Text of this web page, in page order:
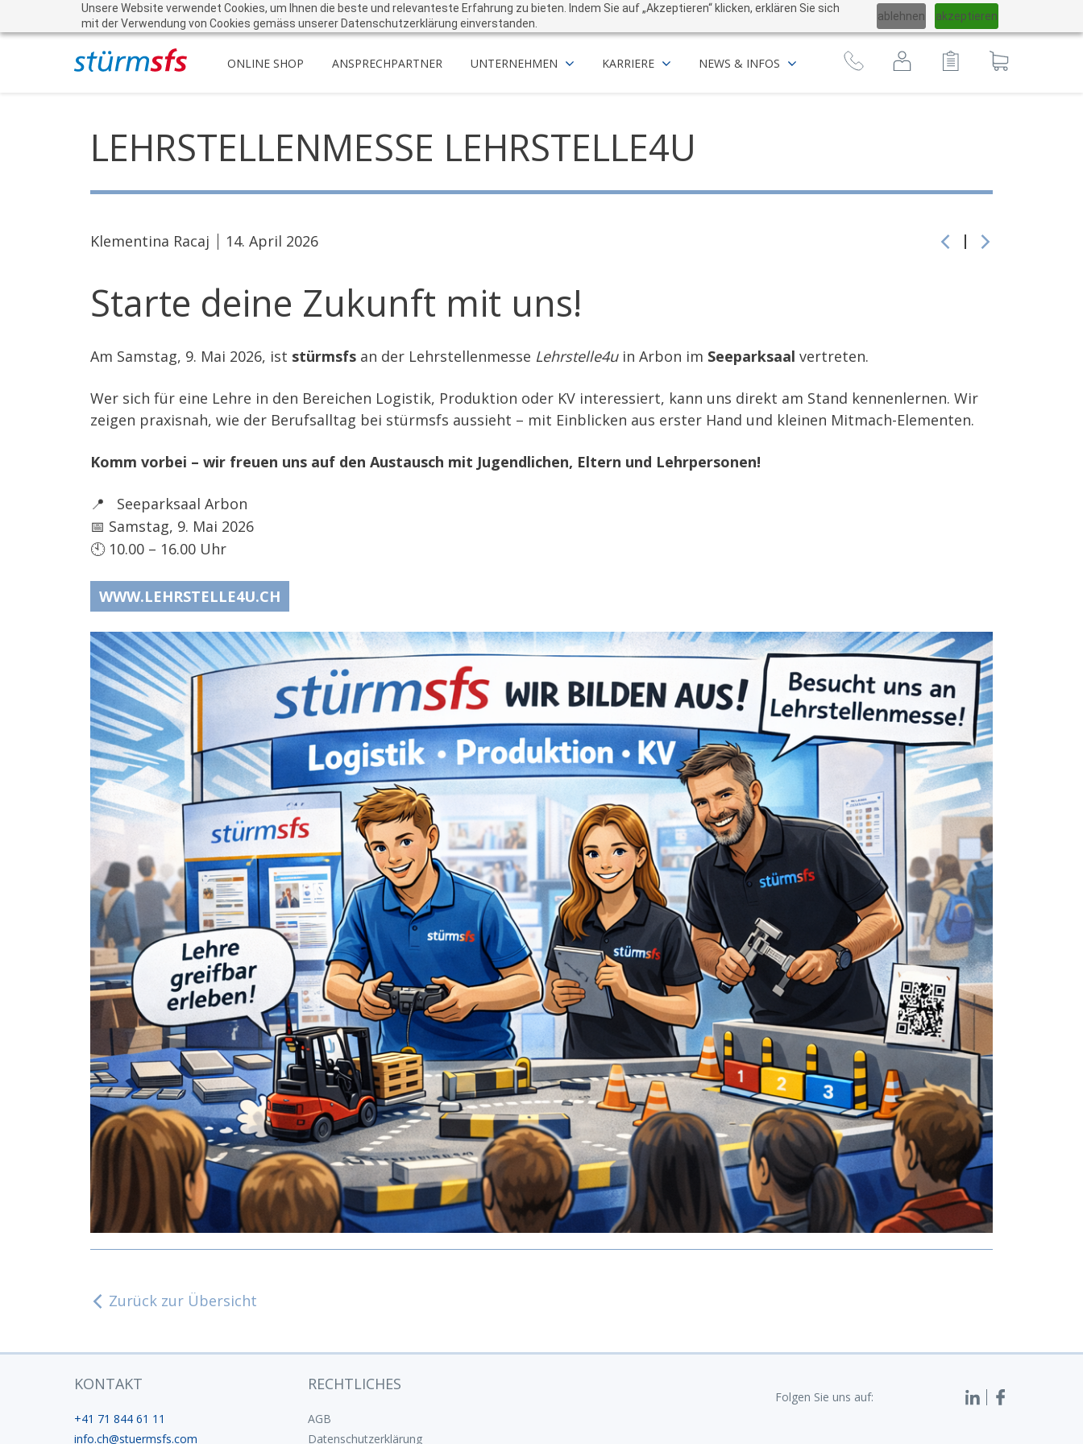
Unsere Website verwendet Cookies, um Ihnen die beste und relevanteste Erfahrung zu bieten. Indem Sie auf „Akzeptieren“ klicken, erklären Sie sich
mit der Verwendung von Cookies gemäss unserer Datenschutzerklärung einverstanden.
ablehnen akzeptieren
Sprache
ändern
ONLINE SHOP ANSPRECHPARTNER UNTERNEHMEN KARRIERE NEWS & INFOS
zum
LEHRSTELLENMESSE LEHRSTELLE4U
Klementina Racaj 14. April 2026
Starte deine Zukunft mit uns!
Am Samstag, 9. Mai 2026, ist stürmsfs an der Lehrstellenmesse Lehrstelle4uin Arbon im Seeparksaal vertreten.
Wer sich für eine Lehre in den Bereichen Logistik, Produktion oder KV interessiert, kann uns direkt am Stand kennenlernen. Wir
zeigen praxisnah, wie der Berufsalltag bei stürmsfs aussieht – mit Einblicken aus erster Hand und kleinen Mitmach-Elementen.
Komm vorbei – wir freuen uns auf den Austausch mit Jugendlichen, Eltern und Lehrpersonen!
📍 Seeparksaal Arbon
📅 Samstag, 9. Mai 2026
🕙10.00 – 16.00 Uhr
WWW.LEHRSTELLE4U.CH
Zurück zur Übersicht
KONTAKT
+41 71 844 61 11
info.ch@stuermsfs.com
RECHTLICHES
AGB
Datenschutzerklärung
Folgen Sie uns auf: